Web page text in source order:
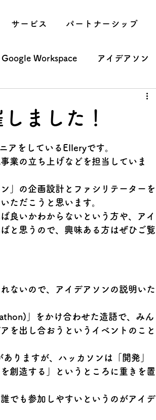
サービス パートナーシップ
Workspace アイデアソン
ました！
アをしているElleryです。
業の立ち上げなどを担当していま
」
の企画設計とファシリテーターを
ただこうと思います。
良いかわからないという方や、
アイ
と思うので、興味ある方はぜひご覧
ないので、アイデアソンの説明いた
」
をかけ合わせた造語で、みん
を出し合おうというイベントのこと
ありますが、ハッカソンは「開発」
創造する」というところに重きを置
でも参加しやすいというのがアイデ